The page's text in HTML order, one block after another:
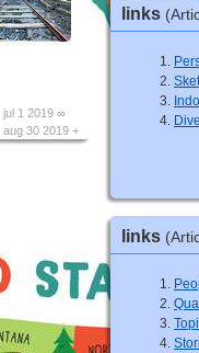
jul 1 2019 ∞
aug 30 2019 +
links
links